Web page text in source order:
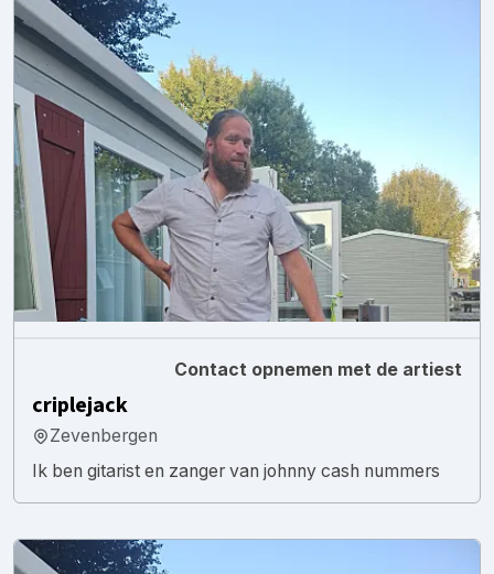
Contact opnemen met de artiest
criplejack
Zevenbergen
Ik ben gitarist en zanger van johnny cash nummers